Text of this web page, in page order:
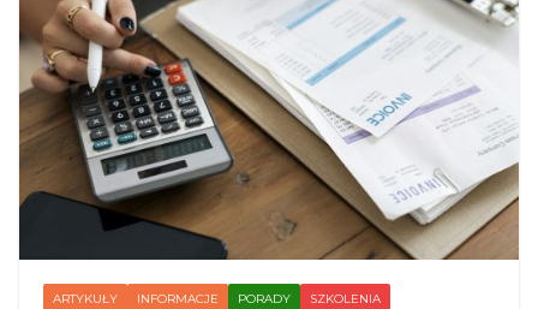
ARTYKUŁY INFORMACJE PORADY SZKOLENIA